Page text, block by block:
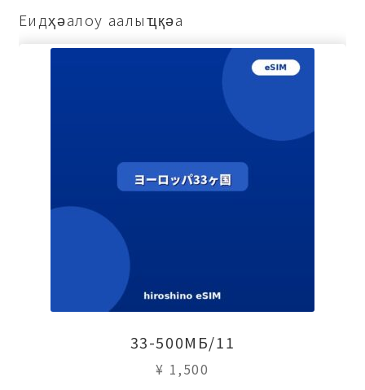
Еидҳәалоу аалыҵқәа
33-500МБ/11
¥ 1,500